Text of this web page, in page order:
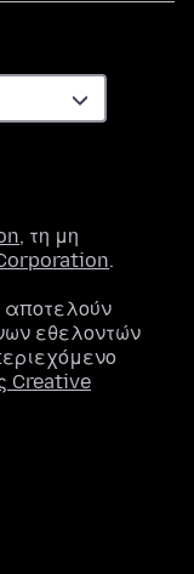
, τη μη
.
αποτελούν
εθελοντών
Creative